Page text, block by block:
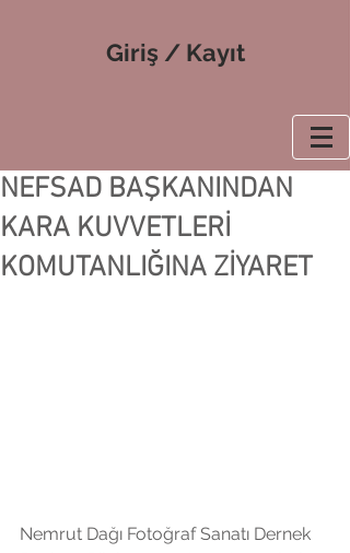
Giriş / Kayıt
NEFSAD BAŞKANINDAN
KARA KUVVETLERİ
KOMUTANLIĞINA ZİYARET
Nemrut Dağı Fotoğraf Sanatı Dernek